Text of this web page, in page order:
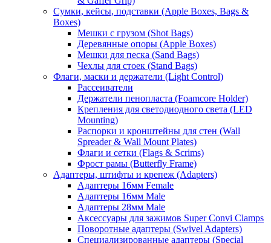
Сумки, кейсы, подставки (Apple Boxes, Bags &
Boxes)
Мешки с грузом (Shot Bags)
Деревянные опоры (Apple Boxes)
Мешки для песка (Sand Bags)
Чехлы для стоек (Stand Bags)
Флаги, маски и держатели (Light Control)
Рассеиватели
Держатели пенопласта (Foamcore Holder)
Крепления для светодиодного света (LED
Mounting)
Распорки и кронштейны для стен (Wall
Spreader & Wall Mount Plates)
Флаги и сетки (Flags & Scrims)
Фрост рамы (Butterfly Frame)
Адаптеры, штифты и крепеж (Adapters)
Адаптеры 16мм Female
Адаптеры 16мм Male
Адаптеры 28мм Male
Аксессуары для зажимов Super Convi Clamps
Поворотные адаптеры (Swivel Adapters)
Специализированные адаптеры (Special